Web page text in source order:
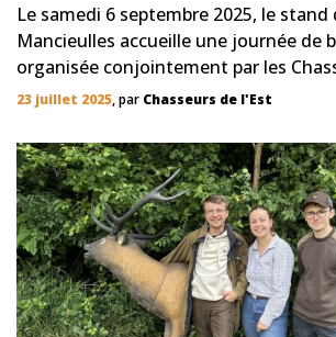
Le samedi 6 septembre 2025, le
Mancieulles accueille une journée de
organisée conjointement par les
23 juillet 2025, par Chasseurs de l'Est